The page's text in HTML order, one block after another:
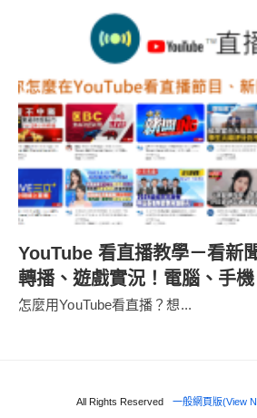
YouTube 看直播教學－看新
轉播、遊戲實況！電腦、手機
怎麼用YouTube看直播？想...
All Rights Reserved 一般網頁版(View